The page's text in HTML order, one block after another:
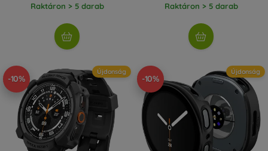
Raktáron > 5 darab Raktáron > 5 darab
-10%
Újdonság
-10%
Újdonság